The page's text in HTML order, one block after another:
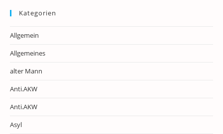
Kategorien
Allgemein
Allgemeines
alter Mann
Anti.AKW
Anti.AKW
Asyl